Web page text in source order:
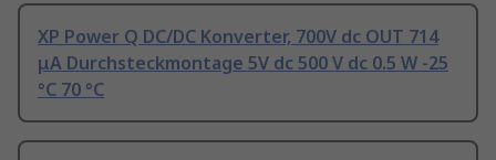
XP Power Q DC/DC Konverter, 700V dc OUT 714
μA Durchsteckmontage 5V dc 500 V dc 0.5 W -25
°C 70 °C